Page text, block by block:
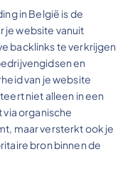
in België is de
je website vanuit
backlinks te verkrijgen
en
van je website
niet alleen in een
via organische
maar versterkt ook je
bron binnen de